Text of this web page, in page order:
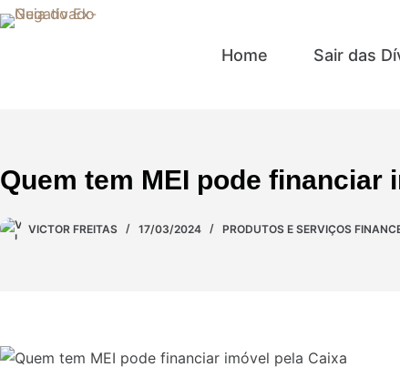
Home Sair das
Quem tem MEI pode
VICTOR FREITAS 17/03/2024 PRODUTOS E SERVIÇOS